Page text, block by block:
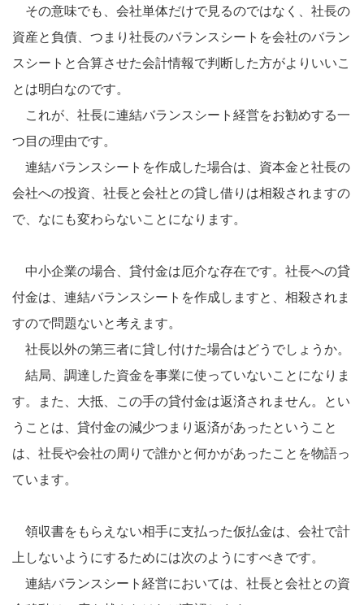
その意味でも、会社単体だけで見るのではなく、社長の
資産と負債、つまり社長のバランスシートを会社のバラン
スシートと合算させた会計情報で判断した方がよりいいこ
とは明白なのです。
これが、社長に連結バランスシート経営をお勧めする一
つ目の理由です。
連結バランスシートを作成した場合は、資本金と社長の
会社への投資、社長と会社との貸し借りは相殺されますの
で、なにも変わらないことになります。
中小企業の場合、貸付金は厄介な存在です。社長への貸
付金は、連結バランスシートを作成しますと、相殺されま
すので問題ないと考えます。
社長以外の第三者に貸し付けた場合はどうでしょうか。
結局、調達した資金を事業に使っていないことになりま
す。また、大抵、この手の貸付金は返済されません。とい
うことは、貸付金の減少つまり返済があったということ
は、社長や会社の周りで誰かと何かがあったことを物語っ
ています。
領収書をもらえない相手に支払った仮払金は、会社で計
上しないようにするためには次のようにすべきです。
連結バランスシート経営においては、社長と会社との資